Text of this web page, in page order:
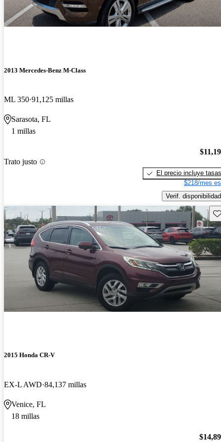
2013 Mercedes-Benz M-Class
ML 350 91,125 millas
Sarasota, FL
1 millas
Trato justo
El precio incluye tasas
$218/mes
Verif. disponibilidad
2015 Honda CR-V
EX-L AWD 84,137 millas
Venice, FL
18 millas